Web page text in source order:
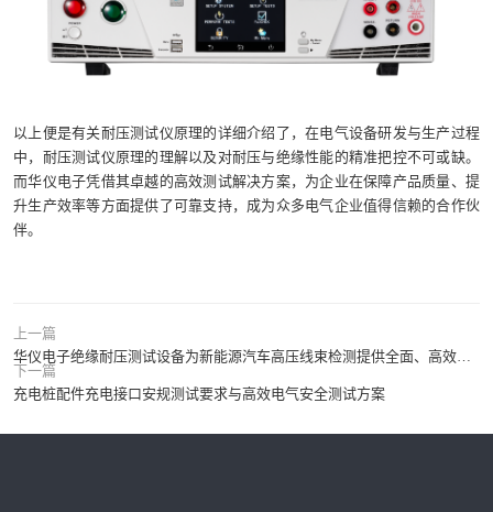
以上便是有关耐压测试仪原理的详细介绍了，在电气设备研发与生产过程
中，耐压测试仪原理的理解以及对耐压与绝缘性能的精准把控不可或缺。
而华仪电子凭借其卓越的高效测试解决方案，为企业在保障产品质量、提
升生产效率等方面提供了可靠支持，成为众多电气企业值得信赖的合作伙
伴。
上一篇
华仪电子绝缘耐压测试设备为新能源汽车高压线束检测提供全面、高效的解决方案
下一篇
充电桩配件充电接口安规测试要求与高效电气安全测试方案